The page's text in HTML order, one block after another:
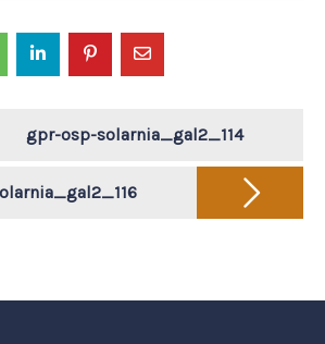
gpr-osp-solarnia_gal2_114